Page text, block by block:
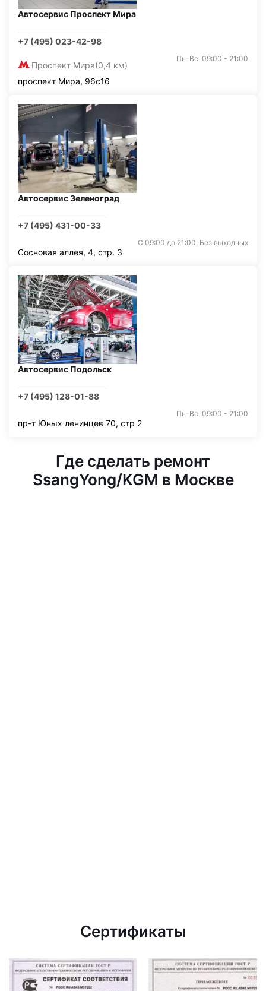
Автосервис Проспект Мира
+7 (495) 023-42-98
Проспект Мира(0,4 км)
Пн-Вс: 09:00 - 21:00
проспект Мира, 96с16
Автосервис Зеленоград
+7 (495) 431-00-33
С 09:00 до 21:00. Без выходных
Сосновая аллея, 4, стр. 3
Автосервис Подольск
+7 (495) 128-01-88
Пн-Вс: 09:00 - 21:00
пр-т Юных ленинцев 70, стр 2
Где сделать ремонт
SsangYong/KGM в Москве
Сертификаты